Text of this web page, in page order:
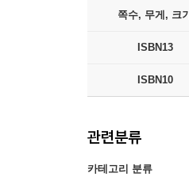
쪽수, 무게, 크기
ISBN13
ISBN10
관련분류
카테고리 분류